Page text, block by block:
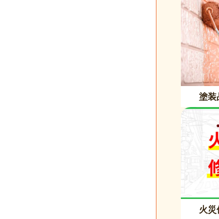
塗装
火災